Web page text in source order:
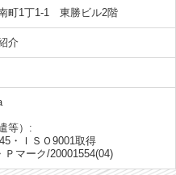
町1丁1-1 東勝ビル2階
介
等）:
・ＩＳＯ9001取得
Ｐマーク/20001554(04)